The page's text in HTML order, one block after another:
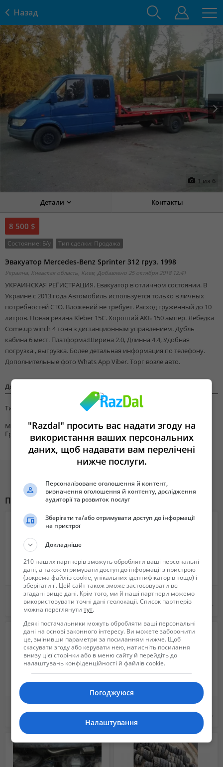
Назад
Prev
1 из 6
Детали Контакты
8 500 $
Состояние: Б/у Тип сделки: Продажа
Эвакуатор Mercedes-Benz Sprinter 312 груз. 1998
Украина, Киевская область, Киев, Добавлено 25 октября 2018 12:41
УКРАИНСКАЯ РЕГИСТРАЦИЯ. Евакуатор в отличном состоянии. В
Украине с 2013 года Автомобиль используется только в личных
потребностей СТО. Вложений не требует. Расход гружённый до 10
литров. Новая резина Kleber 15C. Хороший АКБ 150 ампер. Лебёдка
Come.up winch 4 тонн з дистанционным управлением. Дубль
кабина 6 мест. Платформа:Ширина 2.0, Длинна 4.4, Удобная
погрузка , выгрузка. Более детальная информация по телефону.
Дополнительные фото Whats App Viber. Торг возле авто.
Дополнительная информация
Тип кузова
Эвакуатор
Марка
Грузовика
Mercedes
Похожие объявления
Продам Машину
13 800 $ Не указана
Производство автоцистерн, водовозов, рыбовозов, молоковозов
Не указана
"Razdal" просить вас надати згоду на
використання ваших персональних
даних, щоб надавати вам перелічені
нижче послуги.
Персоналізоване оголошення й контент,
визначення оголошення й контенту, дослідження
аудиторії та розвиток послуг
Зберігати та/або отримувати доступ до інформації
на пристрої
Докладніше
210 наших партнерів зможуть обробляти ваші персональні
дані, а також отримувати доступ до інформації з пристрою
(зокрема файлів cookie, унікальних ідентифікаторів тощо) і
зберігати її. Цей сайт також зможе застосовувати всі
згадані вище дані. Крім того, ми й наші партнери можемо
використовувати точні дані геолокації. Список партнерів
можна переглянутитут.
Деякі постачальники можуть обробляти ваші персональні
дані на основі законного інтересу. Ви можете заборонити
це, змінивши параметри за посиланням нижче. Щоб
скасувати згоду або керувати нею, натисніть посилання
внизу цієї сторінки або в меню сайту й перейдіть до
налаштувань конфіденційності й файлів cookie.
Погоджуюся
Налаштування